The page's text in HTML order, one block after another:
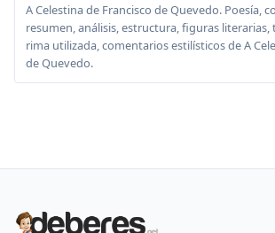
A Celestina de Francisco de Quevedo. Poesía,
resumen, análisis, estructura, figuras literarias,
rima utilizada, comentarios estilísticos de A
de Quevedo.